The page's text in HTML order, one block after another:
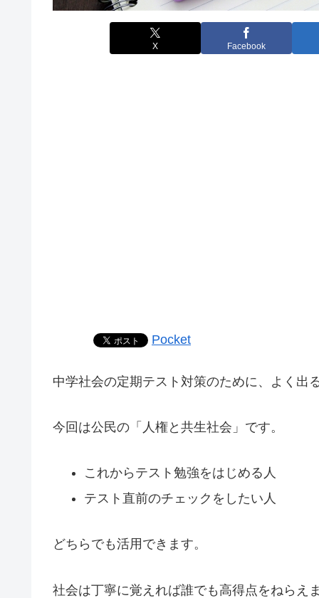
X Facebook
Pocket
中学社会の定期テスト対策のために、よく出
今回は公民の「人権と共生社会」です。
これからテスト勉強をはじめる人
テスト直前のチェックをしたい人
どちらでも活用できます。
社会は丁寧に覚えれば誰でも高得点をねらえ